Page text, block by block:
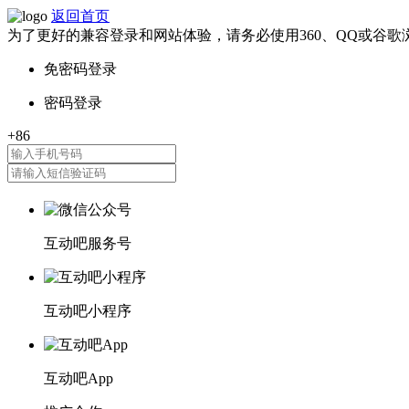
返回首页
为了更好的兼容登录和网站体验，请务必使用360、QQ或谷歌
互动吧服务号
互动吧小程序
互动吧App